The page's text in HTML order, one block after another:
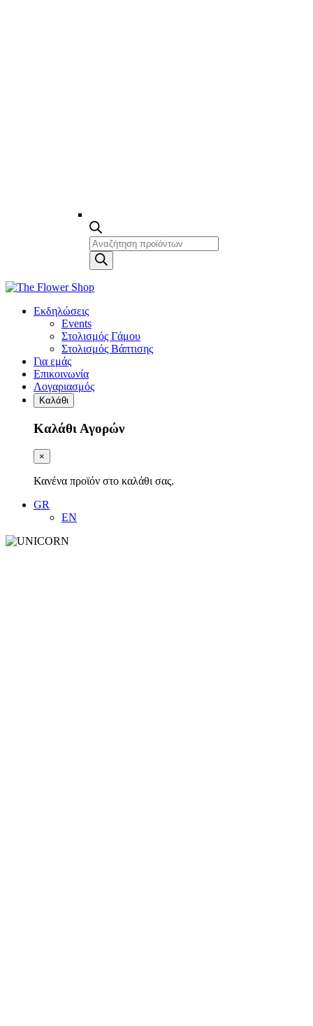
Products
search
Εκδηλώσεις
Events
Στολισμός Γάμου
Στολισμός Βάπτισης
Για εμάς
Επικοινωνία
Λογαριασμός
Καλάθι
Καλάθι Αγορών
×
Κανένα προϊόν στο καλάθι σας.
GR
EN